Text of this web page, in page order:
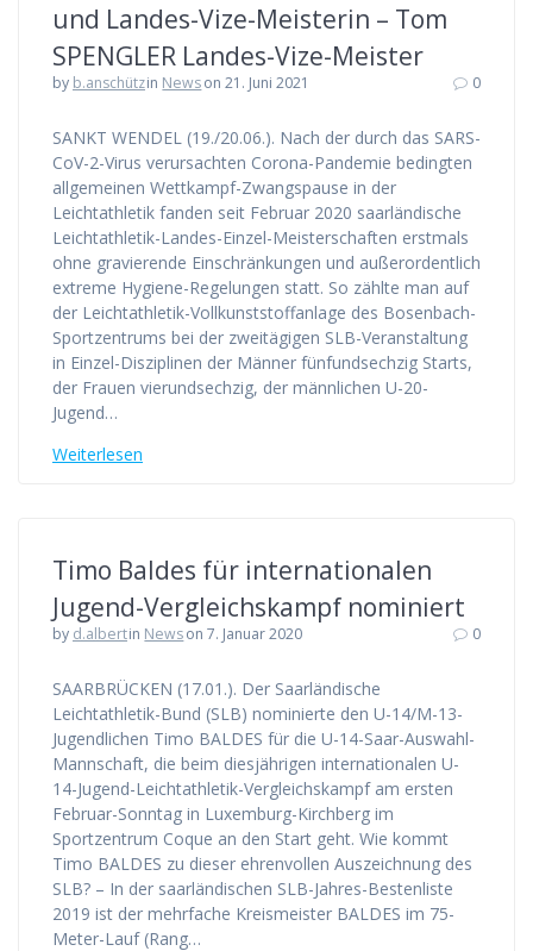
und Landes-Vize-Meisterin – Tom
SPENGLER Landes-Vize-Meister
by b.anschützin Newson 21. Juni 2021 0
SANKT WENDEL (19./20.06.). Nach der durch das SARS-
CoV-2-Virus verursachten Corona-Pandemie bedingten
allgemeinen Wettkampf-Zwangspause in der
Leichtathletik fanden seit Februar 2020 saarländische
Leichtathletik-Landes-Einzel-Meisterschaften erstmals
ohne gravierende Einschränkungen und außerordentlich
extreme Hygiene-Regelungen statt. So zählte man auf
der Leichtathletik-Vollkunststoffanlage des Bosenbach-
Sportzentrums bei der zweitägigen SLB-Veranstaltung
in Einzel-Disziplinen der Männer fünfundsechzig Starts,
der Frauen vierundsechzig, der männlichen U-20-
Jugend…
Weiterlesen
Timo Baldes für internationalen
Jugend-Vergleichskampf nominiert
by d.albertin Newson 7. Januar 2020 0
SAARBRÜCKEN (17.01.). Der Saarländische
Leichtathletik-Bund (SLB) nominierte den U-14/M-13-
Jugendlichen Timo BALDES für die U-14-Saar-Auswahl-
Mannschaft, die beim diesjährigen internationalen U-
14-Jugend-Leichtathletik-Vergleichskampf am ersten
Februar-Sonntag in Luxemburg-Kirchberg im
Sportzentrum Coque an den Start geht. Wie kommt
Timo BALDES zu dieser ehrenvollen Auszeichnung des
SLB? – In der saarländischen SLB-Jahres-Bestenliste
2019 ist der mehrfache Kreismeister BALDES im 75-
Meter-Lauf (Rang…